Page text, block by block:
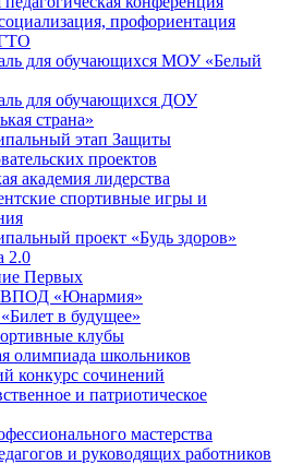
профориентация
для обучающихся МОУ «Белый
для обучающихся ДОУ
страна»
этап Защиты
проектов
академия лидерства
спортивные игры и
проект «Будь здоров»
2.0
Первых
«Юнармия»
в будущее»
клубы
олимпиада школьников
конкурс сочинений
и патриотическое
мастерства
и руководящих работников